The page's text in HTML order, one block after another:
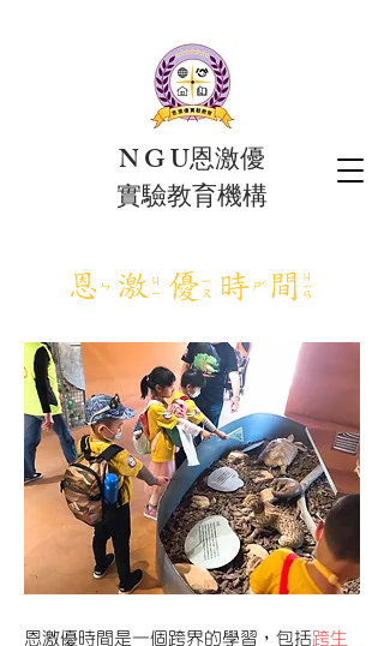
N G U恩激優
實驗教育機構
​恩激優時間
恩激優時間是一個跨界的學習，包括跨生